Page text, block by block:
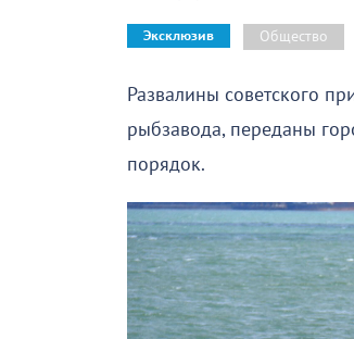
Эксклюзив Общество
Развалины советского
рыбзавода, переданы
порядок.